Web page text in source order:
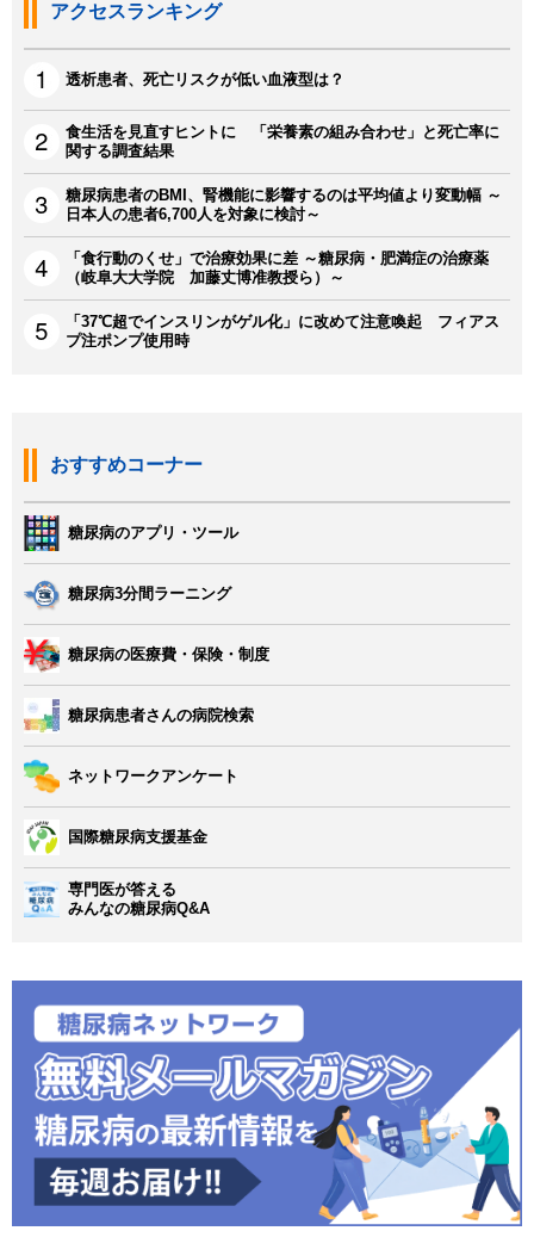
アクセスランキング
透析患者、死亡リスクが低い血液型は？
食生活を見直すヒントに 「栄養素の組み合わせ」と死亡率に
関する調査結果
糖尿病患者のBMI、腎機能に影響するのは平均値より変動幅 ～
日本人の患者6,700人を対象に検討～
「食行動のくせ」で治療効果に差 ～糖尿病・肥満症の治療薬
（岐阜大大学院 加藤丈博准教授ら）～
「37℃超でインスリンがゲル化」に改めて注意喚起 フィアス
プ注ポンプ使用時
おすすめコーナー
糖尿病のアプリ・ツール
糖尿病3分間ラーニング
糖尿病の医療費・保険・制度
糖尿病患者さんの病院検索
ネットワークアンケート
国際糖尿病支援基金
専門医が答える
みんなの糖尿病Q&A